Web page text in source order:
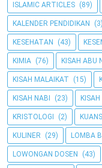
ISLAMIC ARTICLES (89)
KALENDER PENDIDIKAN (3)
KESEHATAN (43)
KIMIA (76) KISAH ABU
KISAH MALAIKAT (15)
KISAH NABI (23)
KRISTOLOGI (2)
KULINER (29) LOMBA
LOWONGAN DOSEN (43)